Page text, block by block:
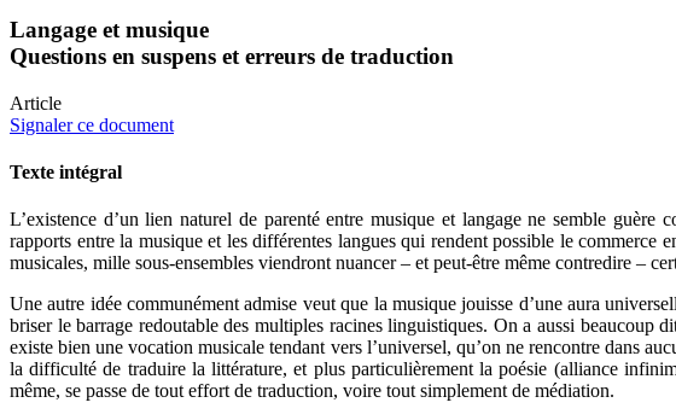
Langage et musique
Questions en suspens et erreurs de traduction
Article
Signaler ce document
Texte intégral
L’existence d’un lien naturel de parenté entre musique et langage ne semble
rapports entre la musique et les différentes langues qui rendent possible le commerce
musicales, mille sous-ensembles viendront nuancer – et peut-être même contredire –
Une autre idée communément admise veut que la musique jouisse d’une aura
briser le barrage redoutable des multiples racines linguistiques. On a aussi
existe bien une vocation musicale tendant vers l’universel, qu’on ne rencontre dans
la difficulté de traduire la littérature, et plus particulièrement la poésie (alliance
même, se passe de tout effort de traduction, voire tout simplement de médiation.